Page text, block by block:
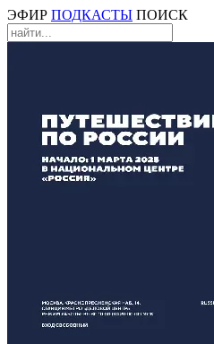
ЭФИР ПОДКАСТЫ ПОИСК